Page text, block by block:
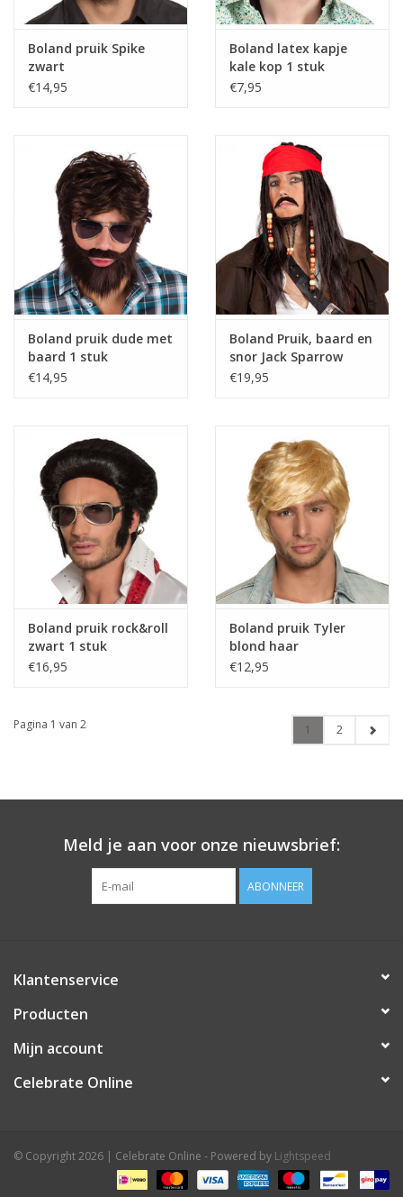
Boland pruik Spike
zwart
€14,95
Boland latex kapje
kale kop 1 stuk
€7,95
Boland pruik dude met
baard 1 stuk
€14,95
Boland Pruik, baard en
snor Jack Sparrow
€19,95
Boland pruik rock&roll
zwart 1 stuk
€16,95
Boland pruik Tyler
blond haar
€12,95
Pagina 1 van 2 1 2
Meld je aan voor onze nieuwsbrief:
ABONNEER
Klantenservice
Producten
Mijn account
Celebrate Online
© Copyright 2026 | Celebrate Online - Powered by Lightspeed